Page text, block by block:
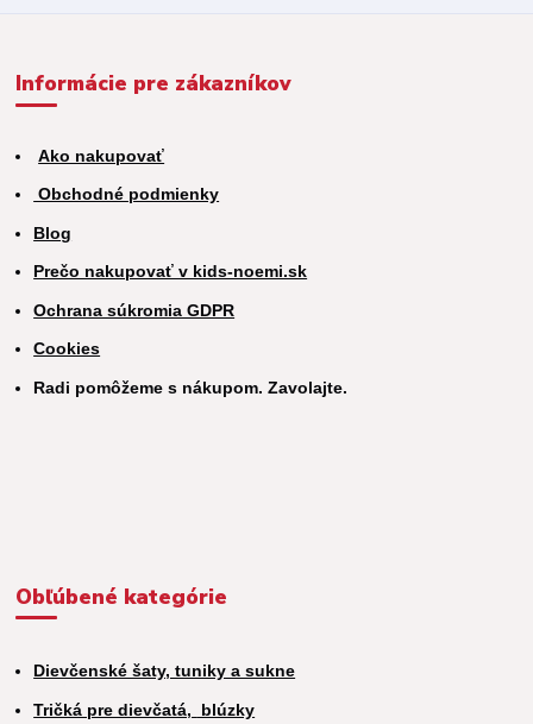
Informácie pre zákazníkov
Ako nakupovať
Obchodné podmienky
Blog
Prečo nakupovať v kids-noemi.sk
Ochrana súkromia GDPR
Cookies
Radi pomôžeme s nákupom. Zavolajte.
Obľúbené kategórie
Dievčenské šaty, tuniky a sukne
Tričká pre dievčatá, blúzky